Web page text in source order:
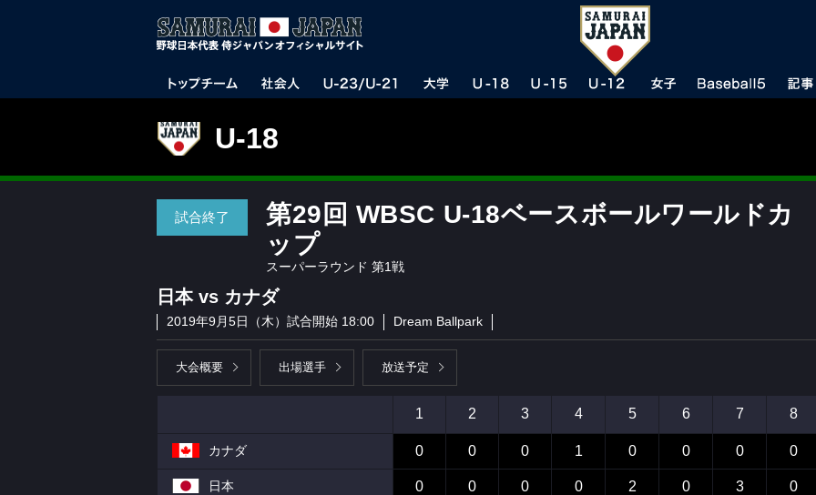
U-18
試合終了
第29回 WBSC U-18ベースボールワールドカ
ップ
スーパーラウンド 第1戦
日本 vs カナダ
2019年9月5日（木）試合開始 18:00 Dream Ballpark
大会概要 出場選手 放送予定
1 2 3 4 5 6 7 8
カナダ 0 0 0 1 0 0 0 0
日本 0 0 0 0 2 0 3 0